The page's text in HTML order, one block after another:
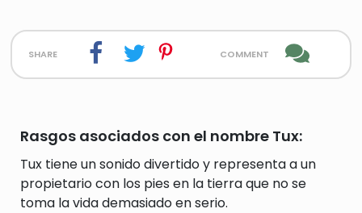
share comment
Rasgos asociados con el nombre Tux:
Tux tiene un sonido divertido y representa a un
propietario con los pies en la tierra que no se
toma la vida demasiado en serio.